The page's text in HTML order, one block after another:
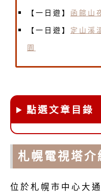
【一日遊】 函館山
【一日遊】 定山溪
園
點選文章目錄
札幌電視塔介
位於札幌市中心大